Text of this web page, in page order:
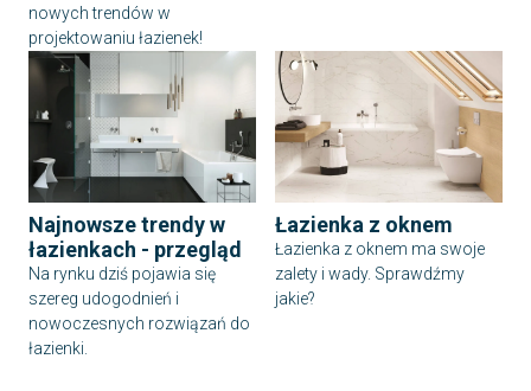
nowych trendów w
projektowaniu łazienek!
Najnowsze trendy w
łazienkach - przegląd
Na rynku dziś pojawia się
szereg udogodnień i
nowoczesnych rozwiązań do
łazienki.
Łazienka z oknem
Łazienka z oknem ma swoje
zalety i wady. Sprawdźmy
jakie?